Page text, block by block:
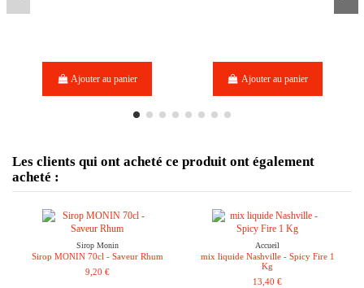
Ajouter au panier Ajouter au panier
Les clients qui ont acheté ce produit ont également
acheté :
Sirop Monin
Sirop MONIN 70cl - Saveur Rhum
9,20 €
Accueil
mix liquide Nashville - Spicy Fire 1
Kg
13,40 €